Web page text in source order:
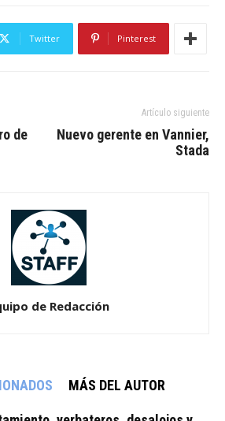
Twitter Pinterest
de
Artículo siguiente
Nuevo gerente en Vannier,
Stada
de Redacción
MÁS DEL AUTOR